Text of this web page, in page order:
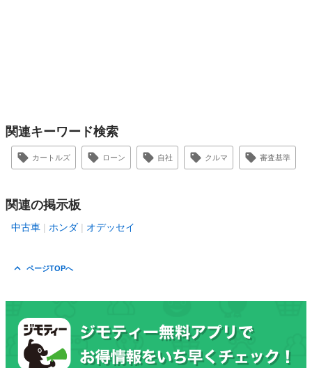
関連キーワード検索
カートルズ ローン 自社 クルマ 審査基準
関連の掲示板
中古車 ホンダ オデッセイ
ページTOPへ